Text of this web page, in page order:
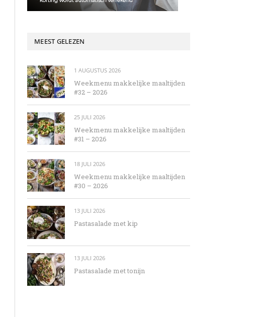
MEEST GELEZEN
1 AUGUSTUS 2026
Weekmenu makkelijke maaltijden
#32 – 2026
25 JULI 2026
Weekmenu makkelijke maaltijden
#31 – 2026
18 JULI 2026
Weekmenu makkelijke maaltijden
#30 – 2026
13 JULI 2026
Pastasalade met kip
13 JULI 2026
Pastasalade met tonijn